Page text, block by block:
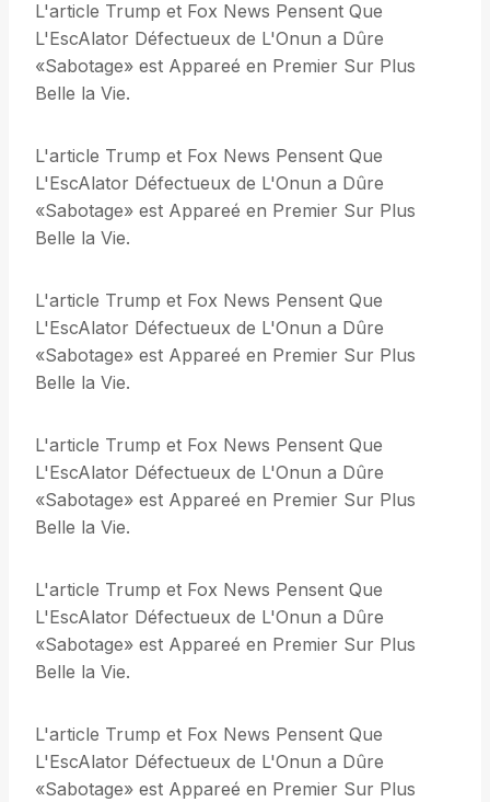
L'article Trump et Fox News Pensent Que
L'EscAlator Défectueux de L'Onun a Dûre
«Sabotage» est Appareé en Premier Sur Plus
Belle la Vie.
L'article Trump et Fox News Pensent Que
L'EscAlator Défectueux de L'Onun a Dûre
«Sabotage» est Appareé en Premier Sur Plus
Belle la Vie.
L'article Trump et Fox News Pensent Que
L'EscAlator Défectueux de L'Onun a Dûre
«Sabotage» est Appareé en Premier Sur Plus
Belle la Vie.
L'article Trump et Fox News Pensent Que
L'EscAlator Défectueux de L'Onun a Dûre
«Sabotage» est Appareé en Premier Sur Plus
Belle la Vie.
L'article Trump et Fox News Pensent Que
L'EscAlator Défectueux de L'Onun a Dûre
«Sabotage» est Appareé en Premier Sur Plus
Belle la Vie.
L'article Trump et Fox News Pensent Que
L'EscAlator Défectueux de L'Onun a Dûre
«Sabotage» est Appareé en Premier Sur Plus